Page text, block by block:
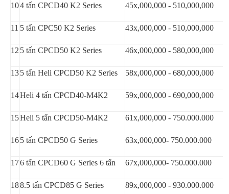
104 tấn CPCD40 K2 Series 45x,000,000 - 510,000,000
11 5 tấn CPC50 K2 Series 43x,000,000 - 510,000,000
12 5 tấn CPCD50 K2 Series 46x,000,000 - 580,000,000
135 tấn Heli CPCD50 K2 Series 58x,000,000 - 680,000,000
14Heli 4 tấn CPCD40-M4K2 59x,000,000 - 690,000,000
15Heli 5 tấn CPCD50-M4K2 61x,000,000 - 750.000.000
165 tấn CPCD50 G Series 63x,000,000- 750.000.000
176 tấn CPCD60 G Series 6 tấn 67x,000,000- 750.000.000
188.5 tấn CPCD85 G Series 89x,000,000 - 930.000.000